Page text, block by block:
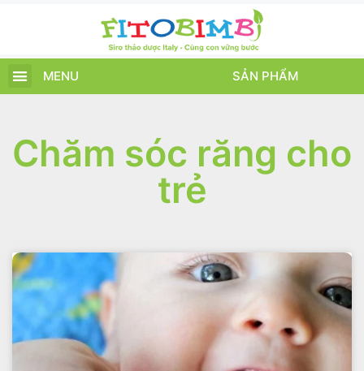
MENU SẢN PHẨM
Chăm sóc răng cho
trẻ